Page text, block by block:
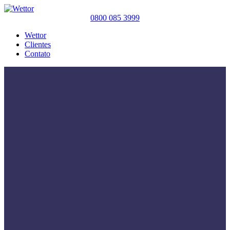
0800 085 3999
Wettor
Clientes
Contato